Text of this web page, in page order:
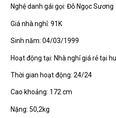
Nghệ danh gái gọi: Đỗ Ngọc Sương
Giá nhà nghỉ: 91K
Sinh năm: 04/03/1999
Hoạt động tại: Nhà nghỉ giá rẻ tại
Thời gian hoạt động: 24/24
Cao khoảng: 172 cm
Nặng: 50,2kg